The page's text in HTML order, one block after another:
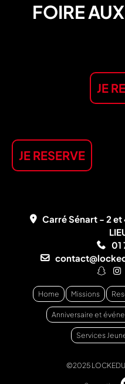
FOIRE
JE
JE RESERVE
Carré Sénart - 2 et
01
Home Missions
Anniversaire et
Services
©2025